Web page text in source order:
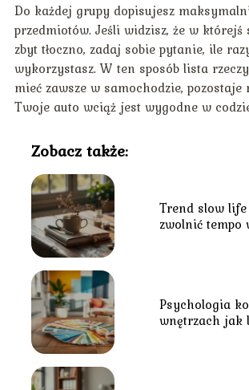
Do każdej grupy dopisujesz
przedmiotów. Jeśli widzisz, że w
zbyt tłoczno, zadaj sobie pytanie, ile
wykorzystasz. W ten sposób lista
mieć zawsze w samochodzie, pozostaje
Twoje auto wciąż jest wygodne w
Zobacz także:
Trend slow
zwolnić tempo
Psychologia
wnętrzach jak